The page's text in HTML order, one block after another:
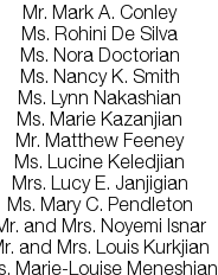
Mr. Mark A. Conley
Ms. Rohini De Silva
Ms. Nora Doctorian
Ms. Nancy K. Smith
Ms. Lynn Nakashian
Ms. Marie Kazanjian
Mr. Matthew Feeney
Ms. Lucine Keledjian
Mrs. Lucy E. Janjigian
Ms. Mary C. Pendleton
and Mrs. Noyemi Isnar
and Mrs. Louis Kurkjian
Marie-Louise Meneshian